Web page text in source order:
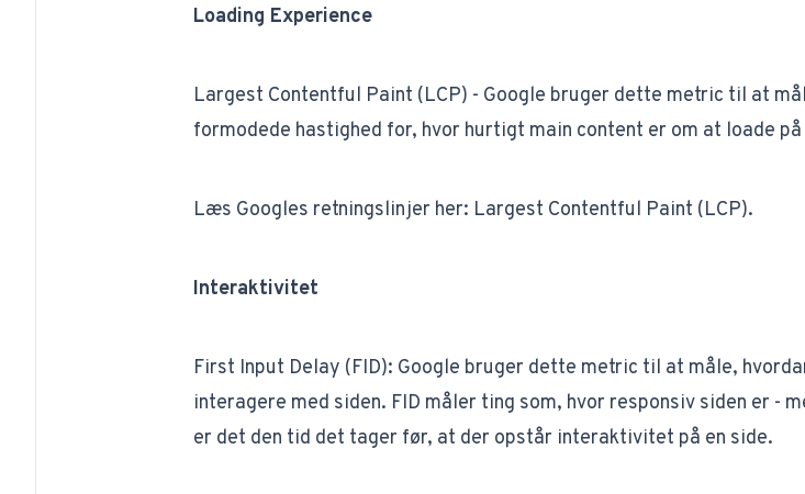
Loading Experience
Largest Contentful Paint (LCP)​ - Google bruger dette metric til at
formodede hastighed for, hvor hurtigt main content er om at loade på
Læs Googles retningslinjer her: ​ Largest Contentful Paint (LCP)​.
Interaktivitet
First Input Delay (FID): ​Google bruger dette metric til at måle,
interagere med siden. FID måler ting som, hvor responsiv siden er -
er det den tid det tager før, at der opstår interaktivitet på en side.